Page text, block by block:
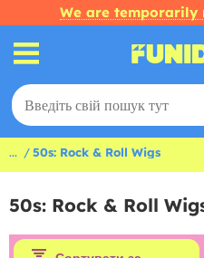
We are temporarily
... 50s: Rock & Roll Wigs
50s: Rock & Roll